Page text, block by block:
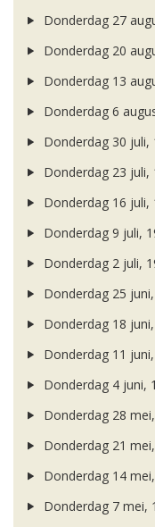
Donderdag 27
Donderdag 20
Donderdag 13
Donderdag 6
Donderdag 30 juli,
Donderdag 23 juli,
Donderdag 16 juli,
Donderdag 9 juli,
Donderdag 2 juli,
Donderdag 25
Donderdag 18
Donderdag 11
Donderdag 4 juni,
Donderdag 28
Donderdag 21
Donderdag 14
Donderdag 7 mei,